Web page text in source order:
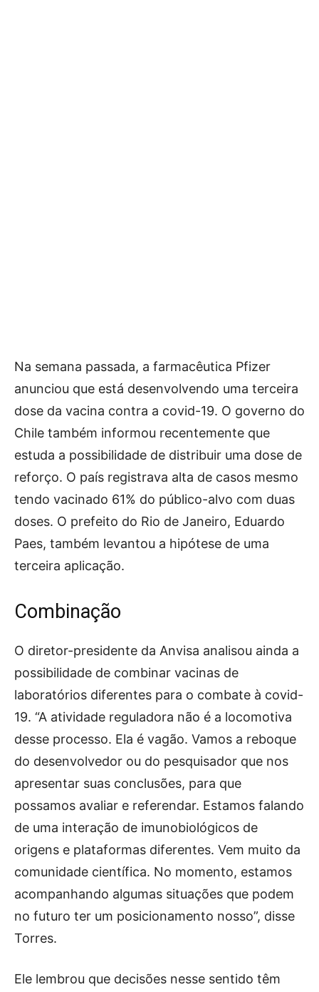
Na semana passada, a farmacêutica Pfizer
anunciou que está desenvolvendo uma terceira
dose da vacina contra a covid-19. O governo do
Chile também informou recentemente que
estuda a possibilidade de distribuir uma dose de
reforço. O país registrava alta de casos mesmo
tendo vacinado 61% do público-alvo com duas
doses. O prefeito do Rio de Janeiro, Eduardo
Paes, também levantou a hipótese de uma
terceira aplicação.
Combinação
O diretor-presidente da Anvisa analisou ainda a
possibilidade de combinar vacinas de
laboratórios diferentes para o combate à covid-
19. “A atividade reguladora não é a locomotiva
desse processo. Ela é vagão. Vamos a reboque
do desenvolvedor ou do pesquisador que nos
apresentar suas conclusões, para que
possamos avaliar e referendar. Estamos falando
de uma interação de imunobiológicos de
origens e plataformas diferentes. Vem muito da
comunidade científica. No momento, estamos
acompanhando algumas situações que podem
no futuro ter um posicionamento nosso”, disse
Torres.
Ele lembrou que decisões nesse sentido têm